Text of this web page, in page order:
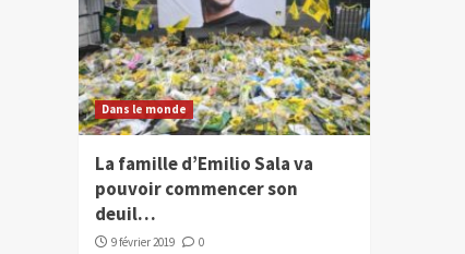
Dans le monde
La famille d’Emilio Sala va
pouvoir commencer son
deuil…
9 février 2019 0